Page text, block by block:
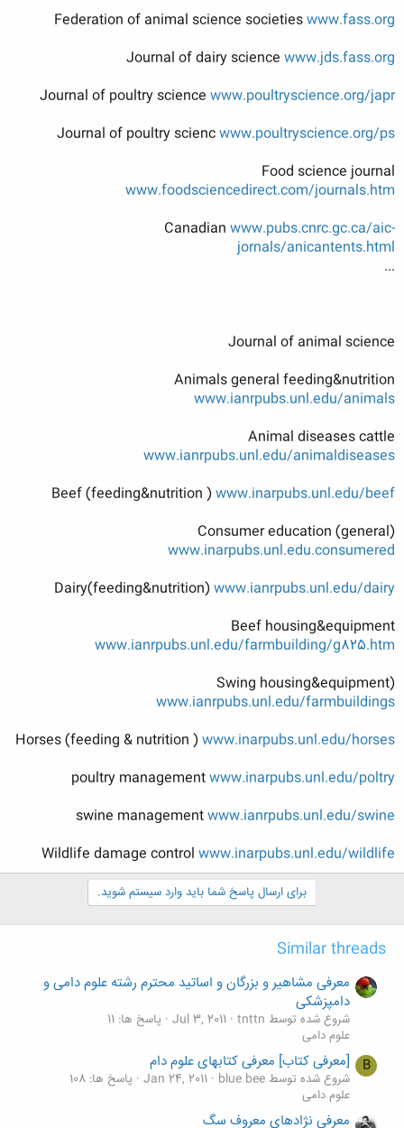
Federation of animal science societieswww.fass.org
Journal of dairy science www.jds.fass.org
Journal of poultry science www.poultryscience.org/japr
Journal of poultry sciencwww.poultryscience.org/ps
Food science journal
www.foodsciencedirect.com/journals.htm
Canadian www.pubs.cnrc.gc.ca/aic-
jornals/anicantents.html
...
Journal of animal science
Animals general feeding&nutrition
www.ianrpubs.unl.edu/animals
Animal diseases cattle
www.ianrpubs.unl.edu/animaldiseases
Beef (feeding&nutrition ) www.inarpubs.unl.edu/beef
Consumer education (general)
www.inarpubs.unl.edu.consumered
Dairy(feeding&nutrition) www.ianrpubs.unl.edu/dairy
Beef housing&equipment
www.ianrpubs.unl.edu/farmbuilding/g825.htm
Swing housing&equipment)
www.ianrpubs.unl.edu/farmbuildings
Horses (feeding & nutrition ) www.inarpubs.unl.edu/horses
poultry managementwww.inarpubs.unl.edu/poltry
swine managementwww.ianrpubs.unl.edu/swine
Wildlife damage control www.inarpubs.unl.edu/wildlife
برای ارسال پاسخ شما باید وارد سیستم شوید.
Similar threads
معرفی مشاهیر و بزرگان و اساتید محترم رشته علوم دامی و
دامپزشکی
شروع شده توسط tnttn Jul 3, 2011 پاسخ ها: 11
علوم دامی
B [معرفی کتاب] معرفی کتابهای علوم دام
شروع شده توسط blue bee Jan 24, 2011 پاسخ ها: 108
علوم دامی
معرفی نژادهای معروف سگ